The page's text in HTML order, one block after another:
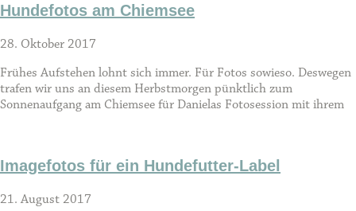
Hundefotos am Chiemsee
28. Oktober 2017
Frühes Aufstehen lohnt sich immer. Für Fotos sowieso. Deswegen
trafen wir uns an diesem Herbstmorgen pünktlich zum
Sonnenaufgang am Chiemsee für Danielas Fotosession mit ihrem
Imagefotos für ein Hundefutter-Label
21. August 2017